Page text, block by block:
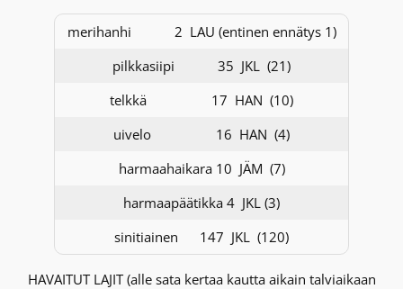
merihanhi 2 LAU (entinen ennätys 1)
pilkkasiipi 35 JKL (21)
telkkä 17 HAN (10)
uivelo 16 HAN (4)
harmaahaikara 10 JÄM (7)
harmaapäätikka 4 JKL (3)
sinitiainen 147 JKL (120)
HAVAITUT LAJIT (alle sata kertaa kautta aikain talviaikaan